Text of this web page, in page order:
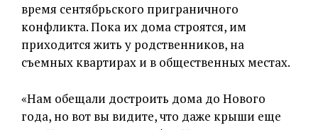
время сентябрьского приграничного
конфликта. Пока их дома строятся, им
приходится жить у родственников, на
съемных квартирах и в общественных местах.
«Нам обещали достроить дома до Нового
года, но вот вы видите, что даже крыши еще